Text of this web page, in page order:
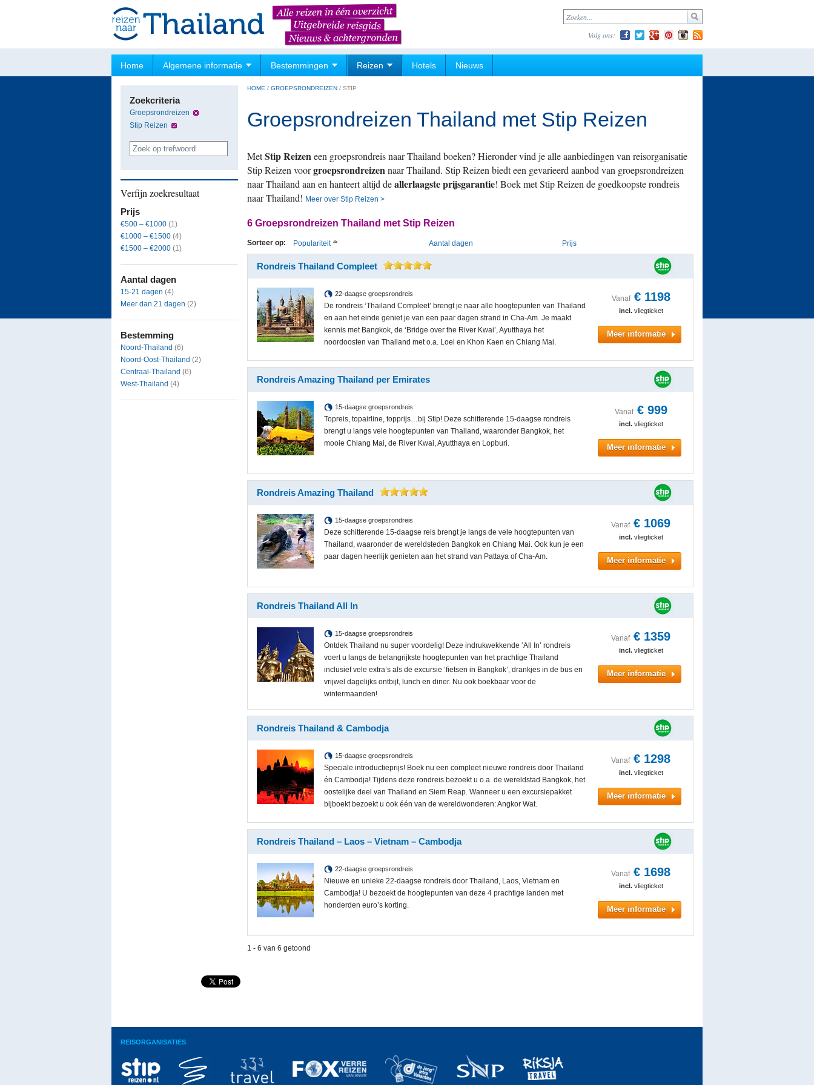
Volg ons:
Home Algemene informatie Bestemmingen Reizen Hotels Nieuws
Zoekcriteria
Groepsrondreizen
Stip Reizen
Verfijn zoekresultaat
Prijs
€500 – €1000 (1)
€1000 – €1500 (4)
€1500 – €2000 (1)
Aantal dagen
15-21 dagen (4)
Meer dan 21 dagen (2)
Bestemming
Noord-Thailand (6)
Noord-Oost-Thailand (2)
Centraal-Thailand (6)
West-Thailand (4)
HOME / GROEPSRONDREIZEN / STIP
Groepsrondreizen Thailand met Stip Reizen
MetStip Reizeneen groepsrondreis naar Thailand boeken? Hieronder vind je alle aanbiedingen van reisorganisatie
Stip Reizen voorgroepsrondreizennaar Thailand. Stip Reizen biedt een gevarieerd aanbod van groepsrondreizen
naar Thailand aan en hanteert altijd deallerlaagste prijsgarantie! Boek met Stip Reizen de goedkoopste rondreis
naar Thailand! Meer over Stip Reizen >
6 Groepsrondreizen Thailand met Stip Reizen
Sorteer op: Populariteit Aantal dagen Prijs
Rondreis Thailand Compleet
Vanaf € 1198
incl.vliegticket
Meer informatie
22-daagse groepsrondreis
De rondreis ‘Thailand Compleet’ brengt je naar alle hoogtepunten van Thailand
en aan het einde geniet je van een paar dagen strand in Cha-Am. Je maakt
kennis met Bangkok, de ‘Bridge over the River Kwai’, Ayutthaya het
noordoosten van Thailand met o.a. Loei en Khon Kaen en Chiang Mai.
Rondreis Amazing Thailand per Emirates
Vanaf € 999
incl.vliegticket
Meer informatie
15-daagse groepsrondreis
Topreis, topairline, topprijs…bij Stip! Deze schitterende 15-daagse rondreis
brengt u langs vele hoogtepunten van Thailand, waaronder Bangkok, het
mooie Chiang Mai, de River Kwai, Ayutthaya en Lopburi.
Rondreis Amazing Thailand
Vanaf € 1069
incl.vliegticket
Meer informatie
15-daagse groepsrondreis
Deze schitterende 15-daagse reis brengt je langs de vele hoogtepunten van
Thailand, waaronder de wereldsteden Bangkok en Chiang Mai. Ook kun je een
paar dagen heerlijk genieten aan het strand van Pattaya of Cha-Am.
Rondreis Thailand All In
Vanaf € 1359
incl.vliegticket
Meer informatie
15-daagse groepsrondreis
Ontdek Thailand nu super voordelig! Deze indrukwekkende ‘All In’ rondreis
voert u langs de belangrijkste hoogtepunten van het prachtige Thailand
inclusief vele extra’s als de excursie ‘fietsen in Bangkok’, drankjes in de bus en
vrijwel dagelijks ontbijt, lunch en diner. Nu ook boekbaar voor de
wintermaanden!
Rondreis Thailand & Cambodja
Vanaf € 1298
incl.vliegticket
Meer informatie
15-daagse groepsrondreis
Speciale introductieprijs! Boek nu een compleet nieuwe rondreis door Thailand
én Cambodja! Tijdens deze rondreis bezoekt u o.a. de wereldstad Bangkok, het
oostelijke deel van Thailand en Siem Reap. Wanneer u een excursiepakket
bijboekt bezoekt u ook één van de wereldwonderen: Angkor Wat.
Rondreis Thailand – Laos – Vietnam – Cambodja
Vanaf € 1698
incl.vliegticket
Meer informatie
22-daagse groepsrondreis
Nieuwe en unieke 22-daagse rondreis door Thailand, Laos, Vietnam en
Cambodja! U bezoekt de hoogtepunten van deze 4 prachtige landen met
honderden euro’s korting.
1 - 6 van 6 getoond
REISORGANISATIES